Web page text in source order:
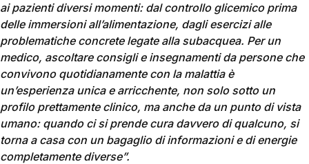
ai pazienti diversi momenti: dal controllo glicemico prima
delle immersioni all’alimentazione, dagli esercizi alle
problematiche concrete legate alla subacquea. Per un
medico, ascoltare consigli e insegnamenti da persone che
convivono quotidianamente con la malattia è
un’esperienza unica e arricchente, non solo sotto un
profilo prettamente clinico, ma anche da un punto di vista
umano: quando ci si prende cura davvero di qualcuno, si
torna a casa con un bagaglio di informazioni e di energie
completamente diverse”.